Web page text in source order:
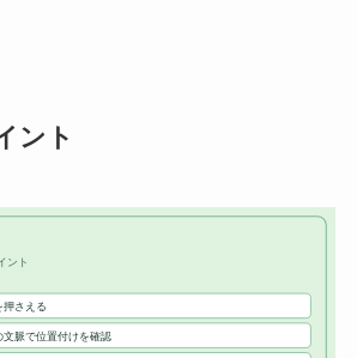
ント
ント
押さえる
脈で位置付けを確認